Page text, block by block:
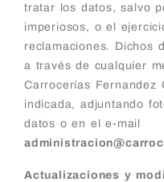
tratar los datos, salvo
imperiosos, o el
reclamaciones. Dichos
a través de cualquier
Carrocerías Fernandez
indicada, adjuntando
datos o en el e-mail
Actualizaciones y